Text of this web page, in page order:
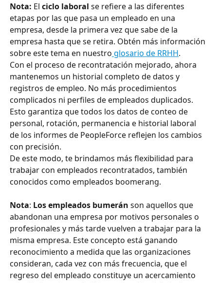
Nota: El ciclo laboral se refiere a las diferentes
etapas por las que pasa un empleado en una
empresa, desde la primera vez que sabe de la
empresa hasta que se retira. Obtén más información
sobre este tema en nuestro glosario de RRHH.
Con el proceso de recontratación mejorado, ahora
mantenemos un historial completo de datos y
registros de empleo. No más procedimientos
complicados ni perfiles de empleados duplicados.
Esto garantiza que todos los datos de conteo de
personal, rotación, permanencia e historial laboral
de los informes de PeopleForce reflejen los cambios
con precisión.
De este modo, te brindamos más flexibilidad para
trabajar con empleados recontratados, también
conocidos como empleados boomerang.
Nota: Los empleados bumerán son aquellos que
abandonan una empresa por motivos personales o
profesionales y más tarde vuelven a trabajar para la
misma empresa. Este concepto está ganando
reconocimiento a medida que las organizaciones
consideran, cada vez con más frecuencia, que el
regreso del empleado constituye un acercamiento